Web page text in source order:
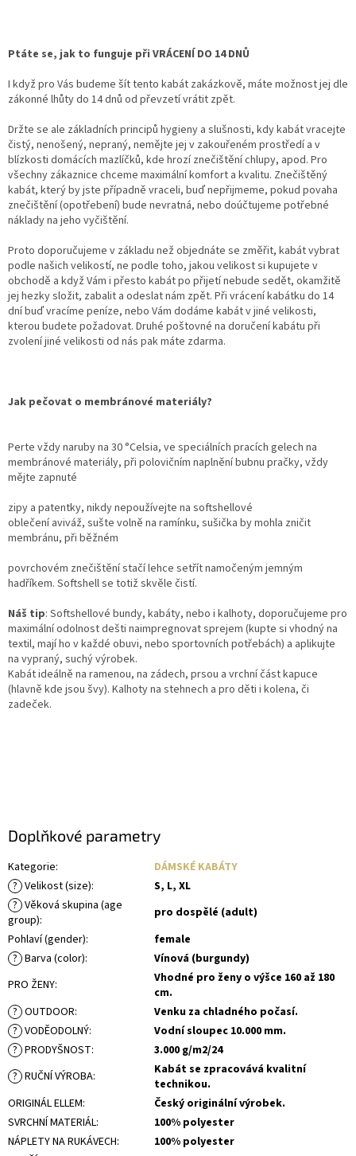
Ptáte se, jak to funguje při VRÁCENÍ DO 14 DNŮ
I když pro Vás budeme šít tento kabát zakázkově, máte možnost jej dle
zákonné lhůty do 14 dnů od převzetí vrátit zpět.
Držte se ale základních principů hygieny a slušnosti, kdy kabát vracejte
čistý, nenošený, nepraný, nemějte jej v zakouřeném prostředí a v
blízkosti domácích mazlíčků, kde hrozí znečištění chlupy, apod. Pro
všechny zákaznice chceme maximální komfort a kvalitu. Znečištěný
kabát, který by jste případně vraceli, buď nepřijmeme, pokud povaha
znečištění (opotřebení) bude nevratná, nebo doúčtujeme potřebné
náklady na jeho vyčištění.
Proto doporučujeme v základu než objednáte se změřit, kabát vybrat
podle našich velikostí, ne podle toho, jakou velikost si kupujete v
obchodě a když Vám i přesto kabát po přijetí nebude sedět, okamžitě
jej hezky složit, zabalit a odeslat nám zpět. Při vrácení kabátku do 14
dní buď vracíme peníze, nebo Vám dodáme kabát v jiné velikosti,
kterou budete požadovat. Druhé poštovné na doručení kabátu při
zvolení jiné velikosti od nás pak máte zdarma.
Jak pečovat o membránové materiály?
Perte vždy naruby na 30 °Celsia, ve speciálních pracích gelech na
membránové materiály, při polovičním naplnění bubnu pračky, vždy
mějte zapnuté
zipy a patentky, nikdy nepoužívejte na softshellové
oblečení aviváž, sušte volně na ramínku, sušička by mohla zničit
membránu, při běžném
povrchovém znečištění stačí lehce setřít namočeným jemným
hadříkem. Softshell se totiž skvěle čistí.
Náš tip: Softshellové bundy, kabáty, nebo i kalhoty, doporučujeme pro
maximální odolnost dešti naimpregnovat sprejem (kupte si vhodný na
textil, mají ho v každé obuvi, nebo sportovních potřebách) a aplikujte
na vypraný, suchý výrobek.
Kabát ideálně na ramenou, na zádech, prsou a vrchní část kapuce
(hlavně kde jsou švy). Kalhoty na stehnech a pro děti i kolena, či
zadeček.
Doplňkové parametry
Kategorie:
DÁMSKÉ KABÁTY
? Velikost (size):
S, L, XL
? Věková skupina (age
group):
pro dospělé (adult)
Pohlaví (gender):
female
? Barva (color):
Vínová (burgundy)
PRO ŽENY:
Vhodné pro ženy o výšce 160 až 180
cm.
? OUTDOOR:
Venku za chladného počasí.
? VODĚODOLNÝ:
Vodní sloupec 10.000 mm.
? PRODYŠNOST:
3.000 g/m2/24
? RUČNÍ VÝROBA:
Kabát se zpracovává kvalitní
technikou.
ORIGINÁL ELLEM:
Český originální výrobek.
SVRCHNÍ MATERIÁL:
100% polyester
NÁPLETY NA RUKÁVECH:
100% polyester